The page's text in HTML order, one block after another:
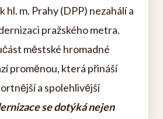
hl. m. Prahy (DPP) nezahálí a
pražského metra.
městské hromadné
proměnou, která přináší
a spolehlivější
se dotýká nejen